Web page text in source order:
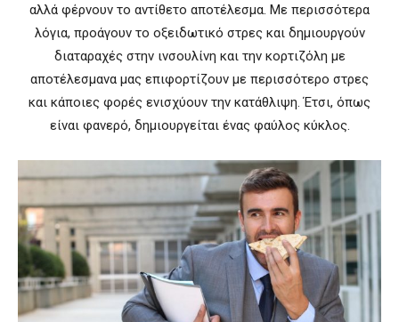
αλλά φέρνουν το αντίθετο αποτέλεσμα. Με περισσότερα
λόγια, προάγουν το οξειδωτικό στρες και δημιουργούν
διαταραχές στην ινσουλίνη και την κορτιζόλη με
αποτέλεσμανα μας επιφορτίζουν με περισσότερο στρες
και κάποιες φορές ενισχύουν την κατάθλιψη. Έτσι, όπως
είναι φανερό, δημιουργείται ένας φαύλος κύκλος.